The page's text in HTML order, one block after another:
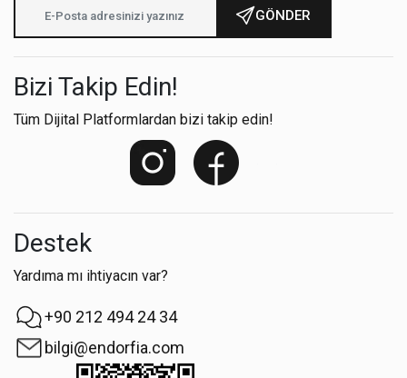
GÖNDER
Bizi Takip Edin!
Tüm Dijital Platformlardan bizi takip edin!
Destek
Yardıma mı ihtiyacın var?
+90 212 494 24 34
bilgi@endorfia.com